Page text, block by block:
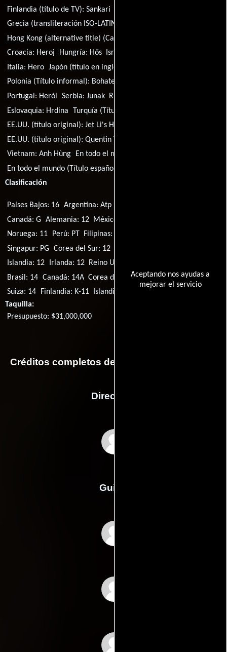
Aceptando nos ayudas a
mejorar el servicio
Finlandia (título de TV):Sankari
Grecia (transliteración ISO-LATIN-1):
Hong Kong (alternative title) (Cantonese title):
Croacia: Heroj Hungría: Hős Israel (Título hebreo):
Italia: Hero Japón (título en inglés):
Polonia (Título informal): Bohater
Portugal: Herói Serbia: Junak Rusia:
Eslovaquia: Hrdina Turquía (Título turco):
EE.UU. (título original):Jet Li's Hero
EE.UU. (título original):Quentin Tarantino Presents Hero
Vietnam:Anh Hùng En todo el mundo (Título de Inglés):
En todo el mundo (Título español):
Clasificación
Países Bajos: 16 Argentina: Atp
Canadá: G Alemania: 12 México: B
Noruega: 11
Perú: PT Filipinas: PG-13
Singapur: PG Corea del Sur: 12
Islandia: 12
Irlanda: 12 Reino Unido: 12A
Brasil: 14 Canadá: 14A Corea del Sur: 15 Países Bajos: 6
Suiza: 14
Finlandia: K-11 Islandia: L
Taquilla:
Presupuesto: $31,000,000
Créditos completos de la película Ying xiong
Dirección
Guión